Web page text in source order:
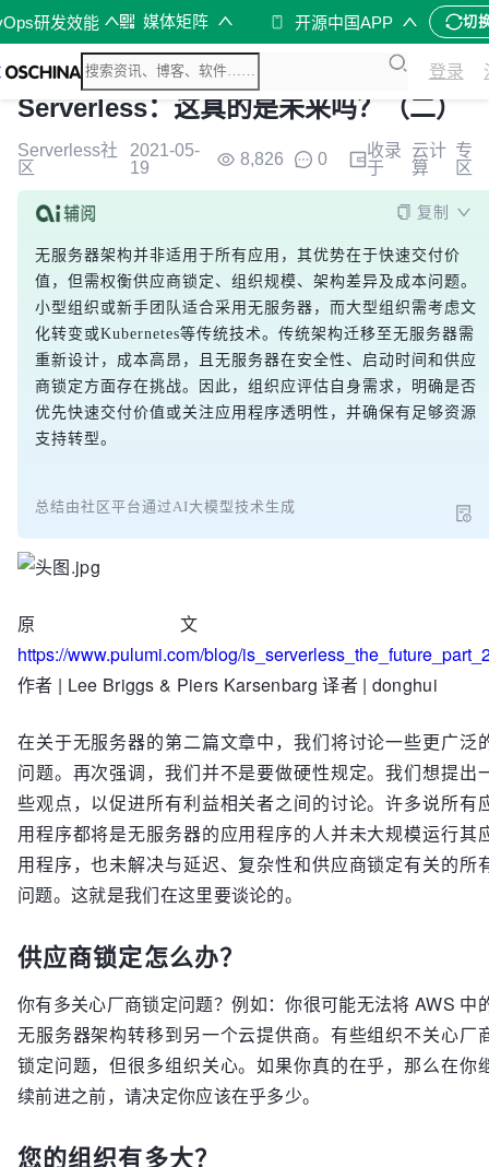
研发效能 媒体矩阵 开源中国APP 切
登录
Serverless：这真的是未来吗？（二）
Serverless社
区
2021-05-
19
8,826 0
收录
于
云计
算
专
区
复制
无服务器架构并非适用于所有应用，其优势在于快速交付价
值，但需权衡供应商锁定、组织规模、架构差异及成本问题。
小型组织或新手团队适合采用无服务器，而大型组织需考虑文
化转变或Kubernetes等传统技术。传统架构迁移至无服务器需
重新设计，成本高昂，且无服务器在安全性、启动时间和供应
商锁定方面存在挑战。因此，组织应评估自身需求，明确是否
优先快速交付价值或关注应用程序透明性，并确保有足够资源
支持转型。
总结由社区平台通过AI大模型技术生成
原文
https://www.pulumi.com/blog/
作者 | Lee Briggs & Piers Karsenbarg 译者 | donghui
在关于无服务器的第二篇文章中，我们将讨论一些更广泛
问题。再次强调，我们并不是要做硬性规定。我们想提出
些观点，以促进所有利益相关者之间的讨论。许多说所有
用程序都将是无服务器的应用程序的人并未大规模运行其
用程序，也未解决与延迟、复杂性和供应商锁定有关的所
问题。这就是我们在这里要谈论的。
供应商锁定怎么办？
你有多关心厂商锁定问题？例如：你很可能无法将 AWS 中
无服务器架构转移到另一个云提供商。有些组织不关心厂
锁定问题，但很多组织关心。如果你真的在乎，那么在你
续前进之前，请决定你应该在乎多少。
您的组织有多大？